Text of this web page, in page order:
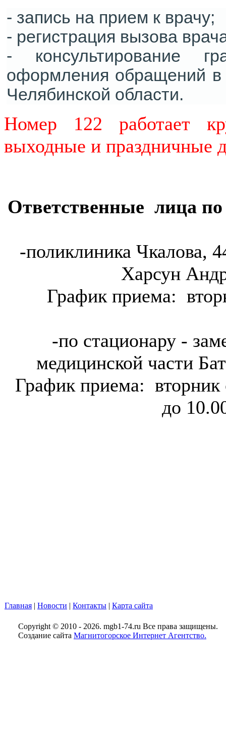
- запись на прием к врачу;
- регистрация вызова
- консультирование
оформления обращений в
Челябинской области.
Номер 122 работает
выходные и праздничные
Ответственные лица
-поликлиника Чкалова,
Харсун
График приема:
-по стационару -
медицинской части
График приема:
до
Главная | Новости | Контакты | Карта сайта
Copyright © 2010 - 2026. mgb1-74.ru Все права защищены.
Создание сайта Магнитогорское Интернет Агентство.